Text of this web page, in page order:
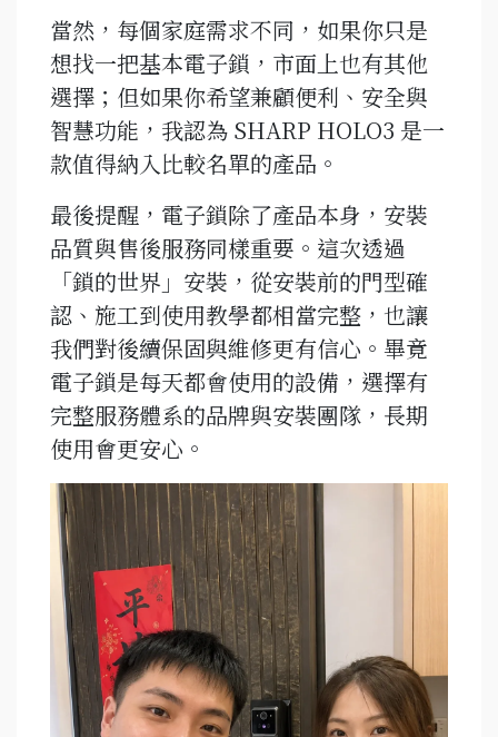
當然，每個家庭需求不同，如果你只是
想找一把基本電子鎖，市面上也有其他
選擇；但如果你希望兼顧便利、安全與
智慧功能，我認為 SHARP HOLO3 是一
款值得納入比較名單的產品。
最後提醒，電子鎖除了產品本身，安裝
品質與售後服務同樣重要。這次透過
「鎖的世界」安裝，從安裝前的門型確
認、施工到使用教學都相當完整，也讓
我們對後續保固與維修更有信心。畢竟
電子鎖是每天都會使用的設備，選擇有
完整服務體系的品牌與安裝團隊，長期
使用會更安心。